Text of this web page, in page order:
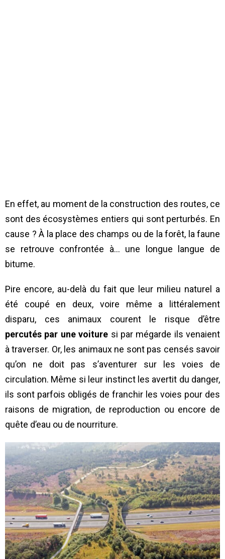
En effet, au moment de la construction des routes, ce
sont des écosystèmes entiers qui sont perturbés. En
cause ? À la place des champs ou de la forêt, la faune
se retrouve confrontée à… une longue langue de
bitume.
Pire encore, au-delà du fait que leur milieu naturel a
été coupé en deux, voire même a littéralement
disparu, ces animaux courent le risque d’être
percutés par une voiture si par mégarde ils venaient
à traverser. Or, les animaux ne sont pas censés savoir
qu’on ne doit pas s’aventurer sur les voies de
circulation. Même si leur instinct les avertit du danger,
ils sont parfois obligés de franchir les voies pour des
raisons de migration, de reproduction ou encore de
quête d’eau ou de nourriture.